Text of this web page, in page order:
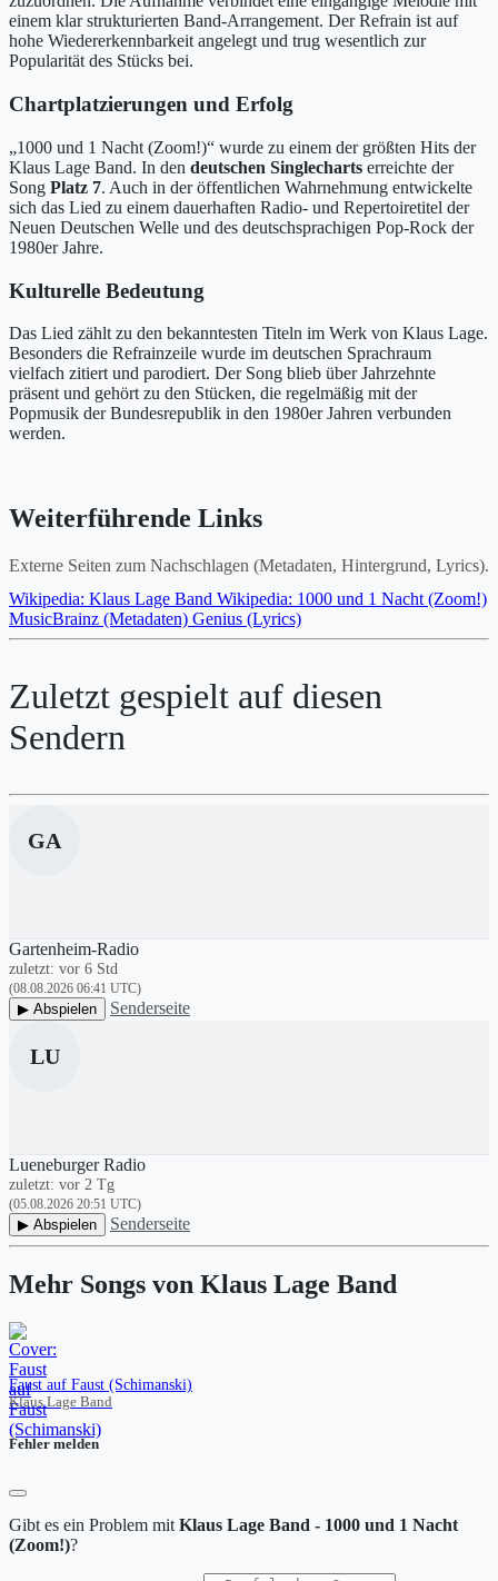
einem klar strukturierten Band-Arrangement. Der Refrain ist auf
hohe Wiedererkennbarkeit angelegt und trug wesentlich zur
Popularität des Stücks bei.
Chartplatzierungen und Erfolg
„1000 und 1 Nacht (Zoom!)“ wurde zu einem der größten Hits der
Klaus Lage Band. In den deutschen Singlecharts erreichte der
Song Platz 7. Auch in der öffentlichen Wahrnehmung entwickelte
sich das Lied zu einem dauerhaften Radio- und Repertoiretitel der
Neuen Deutschen Welle und des deutschsprachigen Pop-Rock der
1980er Jahre.
Kulturelle Bedeutung
Das Lied zählt zu den bekanntesten Titeln im Werk von Klaus Lage.
Besonders die Refrainzeile wurde im deutschen Sprachraum
vielfach zitiert und parodiert. Der Song blieb über Jahrzehnte
präsent und gehört zu den Stücken, die regelmäßig mit der
Popmusik der Bundesrepublik in den 1980er Jahren verbunden
werden.
Weiterführende Links
Externe Seiten zum Nachschlagen (Metadaten, Hintergrund, Lyrics).
Wikipedia: Klaus Lage Band Wikipedia: 1000 und 1 Nacht (Zoom!)
MusicBrainz (Metadaten) Genius (Lyrics)
Zuletzt gespielt auf diesen
Sendern
GA
Gartenheim-Radio
zuletzt: vor 6 Std
(08.08.2026 06:41 UTC)
▶ Abspielen Senderseite
LU
Lueneburger Radio
zuletzt: vor 2 Tg
(05.08.2026 20:51 UTC)
▶ Abspielen Senderseite
Mehr Songs von Klaus Lage Band
Faust auf Faust (Schimanski)
Klaus Lage Band
Fehler melden
Gibt es ein Problem mit Klaus Lage Band - 1000 und 1 Nacht
(Zoom!)?